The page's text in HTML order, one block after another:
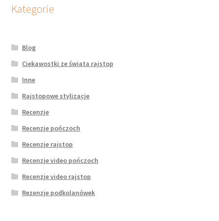
Kategorie
Blog
Ciekawostki ze świata rajstop
Inne
Rajstopowe stylizacje
Recenzje
Recenzje pończoch
Recenzje rajstop
Recenzje video pończoch
Recenzje video rajstop
Rezenzje podkolanówek